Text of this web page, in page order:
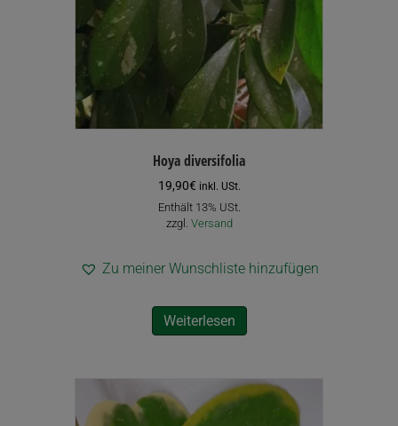
Hoya diversifolia
19,90€ inkl. USt.
Enthält 13% USt.
zzgl. Versand
Zu meiner Wunschliste hinzufügen
Weiterlesen